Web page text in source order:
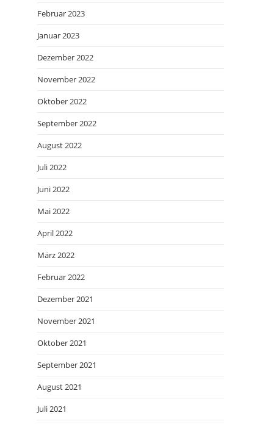
Februar 2023
Januar 2023
Dezember 2022
November 2022
Oktober 2022
September 2022
August 2022
Juli 2022
Juni 2022
Mai 2022
April 2022
März 2022
Februar 2022
Dezember 2021
November 2021
Oktober 2021
September 2021
August 2021
Juli 2021